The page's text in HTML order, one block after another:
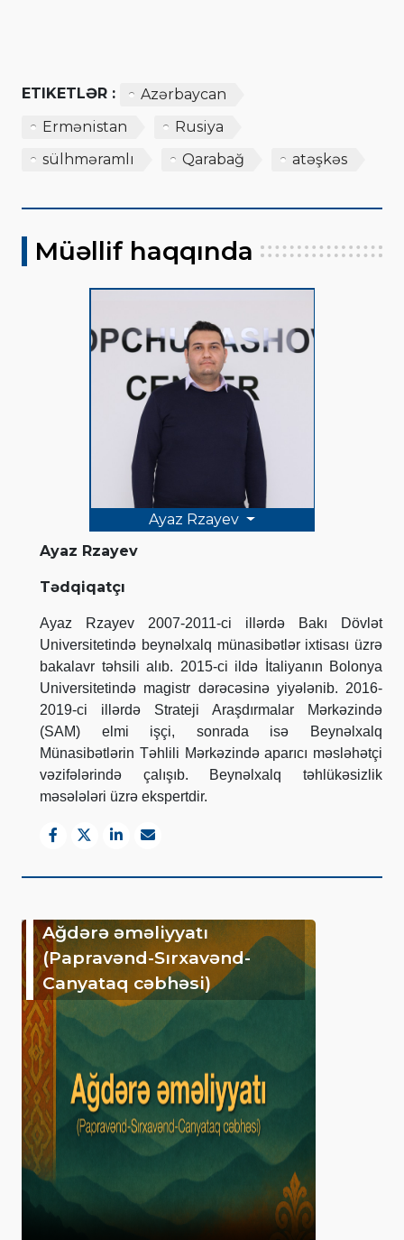
ETIKETLƏR :
Azərbaycan
Ermənistan
Rusiya
sülhməramlı
Qarabağ atəşkəs
Müəllif haqqında
Ayaz Rzayev
Ayaz Rzayev
Tədqiqatçı
Ayaz Rzayev 2007-2011-ci illərdə Bakı Dövlət
Universitetində beynəlxalq münasibətlər ixtisası üzrə
bakalavr təhsili alıb. 2015-ci ildə İtaliyanın Bolonya
Universitetində magistr dərəcəsinə yiyələnib. 2016-
2019-ci illərdə Strateji Araşdırmalar Mərkəzində
(SAM) elmi işçi, sonrada isə Beynəlxalq
Münasibətlərin Təhlili Mərkəzində aparıcı məsləhətçi
vəzifələrində çalışıb. Beynəlxalq təhlükəsizlik
məsələləri üzrə ekspertdir.
Ağdərə əməliyyatı
(Papravənd-Sırxavənd-
Canyataq cəbhəsi)